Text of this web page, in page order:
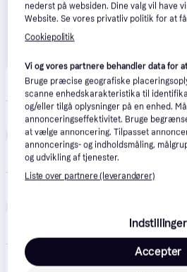
Kids-world.dk 2.0 (1)
Fri fragt,1-2 dage
Pixizoo 4.9(7)
49 kr. fragt,1-3 dage
5.0(1)
nederst på websiden. Dine valg vil have
Website. Se vores privatliv politik for at
Cookiepolitik
Vi og vores partnere behandler data for
Bruge præcise geografiske
scanne enhedskarakteristika til
og/eller tilgå oplysninger på en enhed.
annonceringseffektivitet. Bruge
at vælge annoncering. Tilpasset
annoncerings- og indholdsmåling,
og udvikling af tjenester.
Liste over partnere (leverandører)
Indstillinger
Accepter